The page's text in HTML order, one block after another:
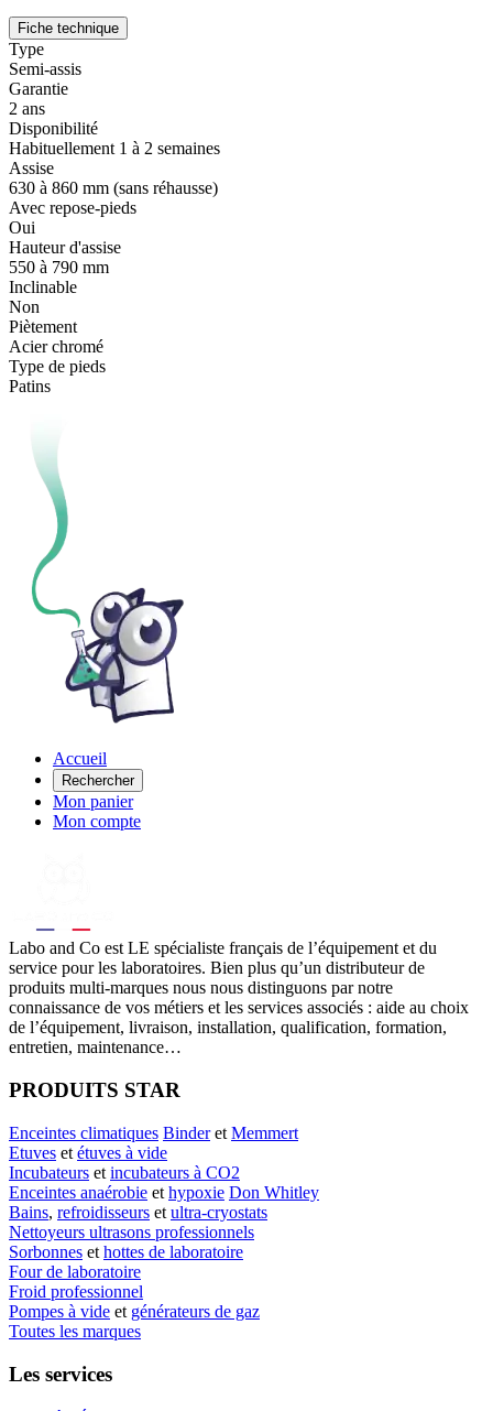
Fiche technique
Type
Semi-assis
Garantie
2 ans
Disponibilité
Habituellement 1 à 2 semaines
Assise
630 à 860 mm (sans réhausse)
Avec repose-pieds
Oui
Hauteur d'assise
550 à 790 mm
Inclinable
Non
Piètement
Acier chromé
Type de pieds
Patins
Accueil
Rechercher
Mon panier
Mon compte
Labo and Co est LE spécialiste français de l’équipement et du
service pour les laboratoires. Bien plus qu’un distributeur de
produits multi-marques nous nous distinguons par notre
connaissance de vos métiers et les services associés : aide au choix
de l’équipement, livraison, installation, qualification, formation,
entretien, maintenance…
PRODUITS STAR
Enceintes climatiques Binderet Memmert
Etuves et étuves à vide
Incubateurs et incubateurs à CO2
Enceintes anaérobie et hypoxie Don Whitley
Bains, refroidisseurs et ultra-cryostats
Nettoyeurs ultrasons professionnels
Sorbonnes et hottes de laboratoire
Four de laboratoire
Froid professionnel
Pompes à vide et générateurs de gaz
Toutes les marques
Les services